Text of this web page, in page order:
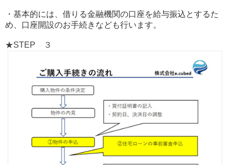
・基本的には、借りる金融機関の口座を給与振込とするた
め、口座開設のお手続きなども行います。
★STEP ３